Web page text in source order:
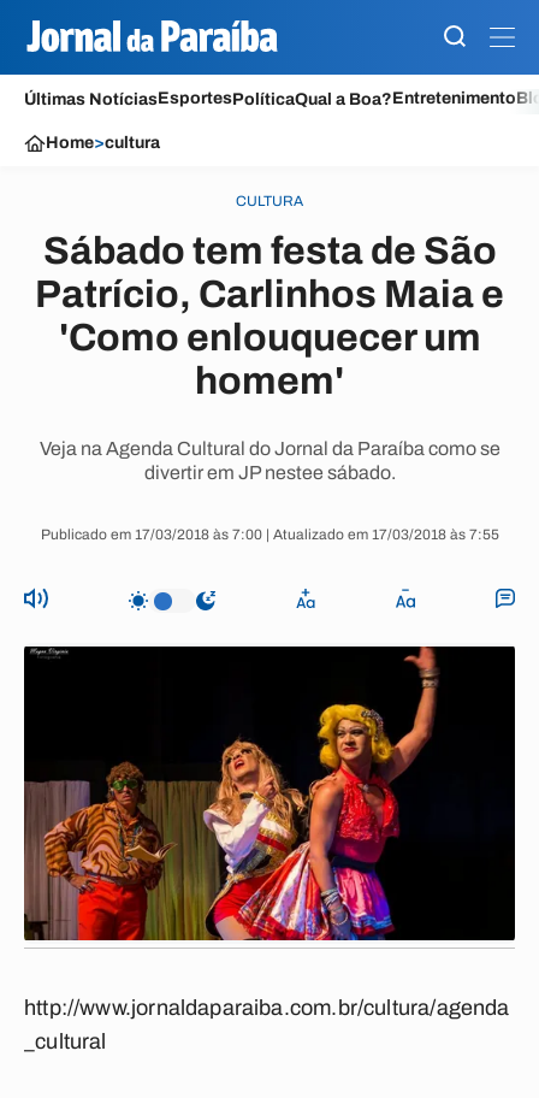
Últimas NotíciasEsportesPolíticaQual a Boa?Entretenimento
Home>cultura
CULTURA
Sábado tem festa de São
Patrício, Carlinhos Maia e
'Como enlouquecer um
homem'
Veja na Agenda Cultural do Jornal da Paraíba como se
divertir em JP nestee sábado.
Publicado em 17/03/2018 às 7:00 | Atualizado em 17/03/2018 às 7:55
http://www.jornaldaparaiba.com.br/cultura/agenda
_cultural